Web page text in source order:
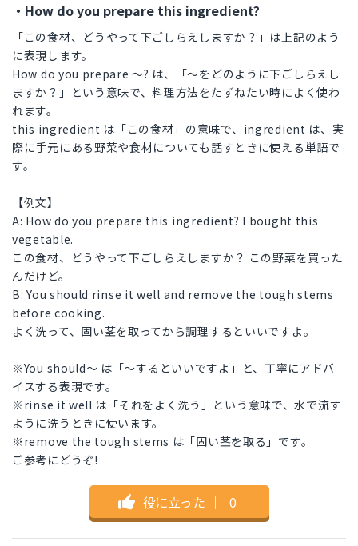
・How do you prepare this ingredient?
「この食材、どうやって下ごしらえしますか？」は上記のよう
に表現します。
How do you prepare 〜? は、「〜をどのように下ごしらえし
ますか？」という意味で、料理方法をたずねたい時によく使わ
れます。
this ingredient は「この食材」の意味で、ingredient は、実
際に手元にある野菜や食材についても話すときに使える単語で
す。
【例文】
A: How do you prepare this ingredient? I bought this
vegetable.
この食材、どうやって下ごしらえしますか？ この野菜を買った
んだけど。
B: You should rinse it well and remove the tough stems
before cooking.
よく洗って、固い茎を取ってから調理するといいですよ。
※You should〜 は「〜するといいですよ」と、丁寧にアドバ
イスする表現です。
※rinse it well は「それをよく洗う」という意味で、水で流す
ように洗うときに使います。
※remove the tough stems は「固い茎を取る」です。
ご参考にどうぞ!
役に立った ｜ 0